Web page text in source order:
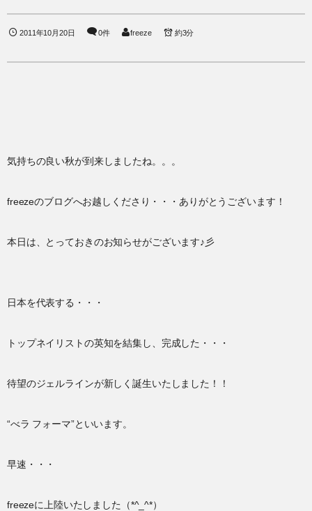
2011年10月20日 0件 freeze 約3分
気持ちの良い秋が到来しましたね。。。
freezeのブログへお越しくださり・・・ありがとうございます！
本日は、とっておきのお知らせがございます♪彡
日本を代表する・・・
トップネイリストの英知を結集し、完成した・・・
待望のジェルラインが新しく誕生いたしました！！
“べラ フォーマ”といいます。
早速・・・
freezeに上陸いたしました（*^_^*）